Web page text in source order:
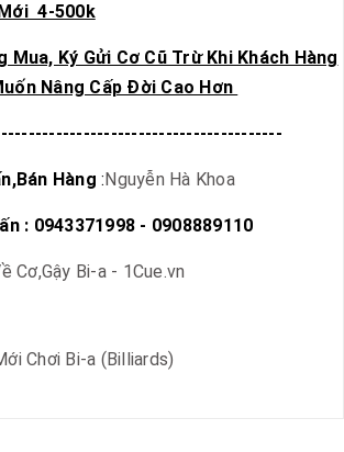
4-500k
Mua, Ký Gửi Cơ Cũ Trừ Khi Khách Hàng
Nâng Cấp Đời Cao Hơn
Hàng :Nguyễn Hà Khoa
: 0943371998 - 0908889110
Cơ,Gậy Bi-a - 1Cue.vn
Chơi Bi-a (Billiards)